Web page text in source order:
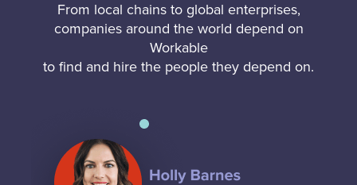
From local chains to global enterprises,
companies around the world depend on
Workable
to find and hire the people they depend on.